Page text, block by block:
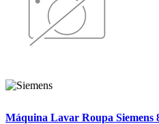
Máquina Lavar Roupa Siemens